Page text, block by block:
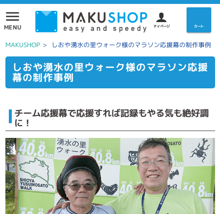
menu
MENU マイページ カート
MAKUSHOP > しおや湧水の里ウォーク様のマラソン応援幕の制作事例
しおや湧水の里ウォーク様のマラソン応援
幕の制作事例
チーム応援幕で応援すれば記録もやる気も絶好調
に！